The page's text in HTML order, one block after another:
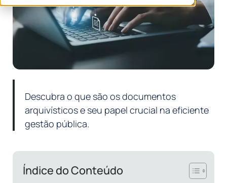
Descubra o que são os documentos
arquivísticos e seu papel crucial na eficiente
gestão pública.
Índice do Conteúdo